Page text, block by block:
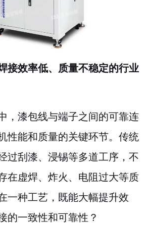
接效率低、质量不稳定的行业
，漆包线与端子之间的可靠连
性能和质量的关键环节。传统
过刮漆、浸锡等多道工序，不
在虚焊、炸火、电阻过大等质
一种工艺，既能大幅提升效
的一致性和可靠性？